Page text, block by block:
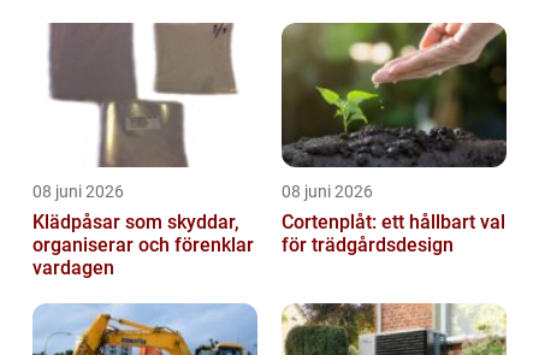
08 juni 2026
Klädpåsar som skyddar,
organiserar och förenklar
vardagen
08 juni 2026
Cortenplåt: ett hållbart val
för trädgårdsdesign